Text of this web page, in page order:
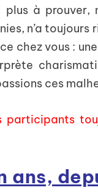
à prouver,
n’a toujours
chez vous :
ces
participants